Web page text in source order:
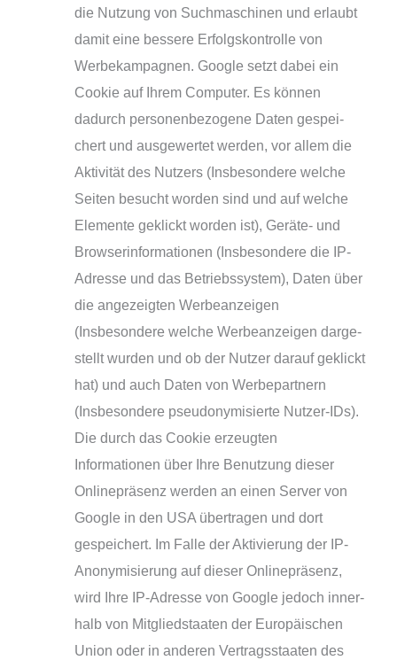
die Nutzung von Suchmaschinen und erlaubt
damit eine bes­se­re Erfolgskontrolle von
Werbekampagnen. Google setzt dabei ein
Cookie auf Ihrem Computer. Es kön­nen
dadurch per­so­nen­be­zo­ge­ne Daten gespei­
chert und aus­ge­wer­tet wer­den, vor allem die
Aktivität des Nutzers (Insbesondere wel­che
Seiten besucht wor­den sind und auf wel­che
Elemente geklickt wor­den ist), Geräte- und
Browserinformationen (Insbesondere die IP-
Adresse und das Betriebssystem), Daten über
die ange­zeig­ten Werbeanzeigen
(Insbesondere wel­che Werbeanzeigen dar­ge­
stellt wur­den und ob der Nutzer dar­auf geklickt
hat) und auch Daten von Werbepartnern
(Insbesondere pseud­ony­mi­sier­te Nutzer-IDs).
Die durch das Cookie erzeug­ten
Informationen über Ihre Benutzung die­ser
Onlinepräsenz wer­den an einen Server von
Google in den USA über­tra­gen und dort
gespei­chert. Im Falle der Aktivierung der IP-
Anonymisierung auf die­ser Onlinepräsenz,
wird Ihre IP-Adresse von Google jedoch inner­
halb von Mitgliedstaaten der Europäischen
Union oder in ande­ren Vertragsstaaten des